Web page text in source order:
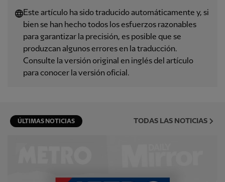
Este artículo ha sido traducido automáticamente y, si
bien se han hecho todos los esfuerzos razonables
para garantizar la precisión, es posible que se
produzcan algunos errores en la traducción.
Consulte la versión original en inglés del artículo
para conocer la versión oficial.
ÚLTIMAS NOTICIAS TODAS LAS NOTICIAS